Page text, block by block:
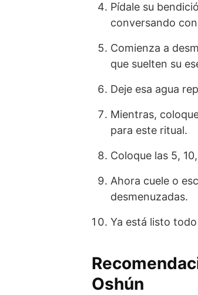
Pídale su
conversando
Comienza a
que suelten su
Deje esa agua
Mientras,
para este ritual.
Coloque las 5,
Ahora cuele o
desmenuzadas.
Ya está listo
Oshún